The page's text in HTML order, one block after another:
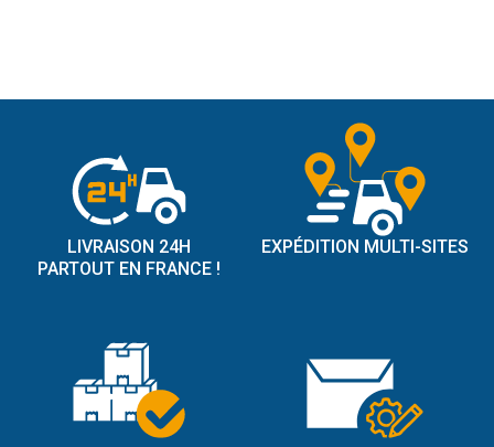
LIVRAISON 24H
PARTOUT EN FRANCE !
EXPÉDITION MULTI-SITES